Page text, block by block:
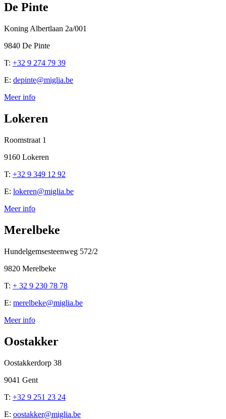
De Pinte
Koning Albertlaan 2a/001
9840 De Pinte
T: +32 9 274 79 39
E: depinte@miglia.be
Meer info
Lokeren
Roomstraat 1
9160 Lokeren
T: +32 9 349 12 92
E: lokeren@miglia.be
Meer info
Merelbeke
Hundelgemsesteenweg 572/2
9820 Merelbeke
T: + 32 9 230 78 78
E: merelbeke@miglia.be
Meer info
Oostakker
Oostakkerdorp 38
9041 Gent
T: +32 9 251 23 24
E: oostakker@miglia.be